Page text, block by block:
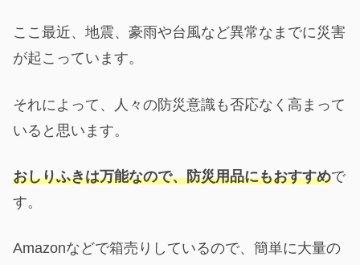
ここ最近、地震、豪雨や台風など異常なまでに災害
が起こっています。
それによって、人々の防災意識も否応なく高まって
いると思います。
おしりふきは万能なので、防災用品にもおすすめで
す。
Amazonなどで箱売りしているので、簡単に大量の